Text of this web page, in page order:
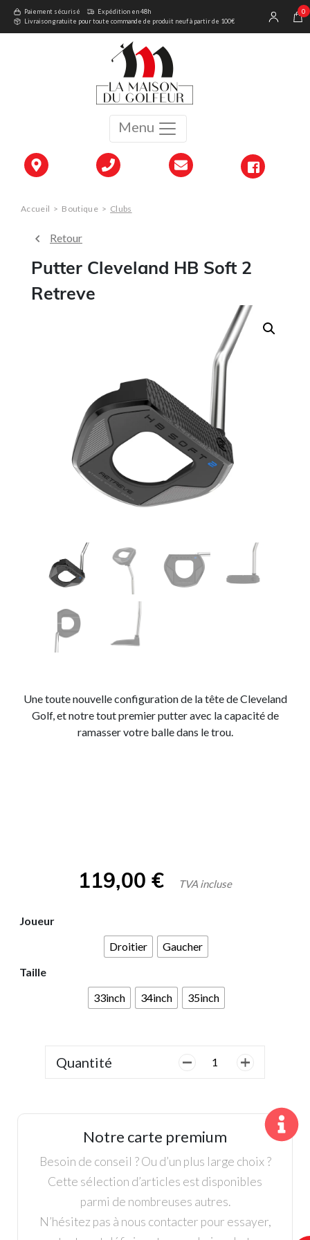
Menu
Paiement sécurisé
Expédition en 48h
Livraison gratuite pour toute commande de produit neuf à partir de 100€
0
Accueil > Boutique > Clubs
Retour
Putter Cleveland HB Soft 2
Retreve
Une toute nouvelle configuration de la tête de Cleveland
Golf, et notre tout premier putter avec la capacité de
ramasser votre balle dans le trou.
119,00 € TVA incluse
Joueur
Droitier
Gaucher
Taille
33inch
34inch 35inch
Quantité
quantité
Cleveland
Soft
2
Retreve
Notre carte premium
Besoin de conseil ? Ou d’un plus large choix ?
Cette sélection d’articles est disponibles
parmi de nombreuses autres.
N’hésitez pas à nous contacter pour essayer,